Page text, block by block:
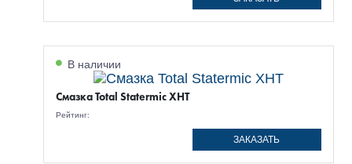
В наличии
Смазка Total Statermic XHT
Рейтинг:
ЗАКАЗАТЬ